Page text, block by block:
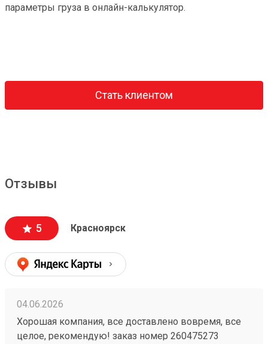
параметры груза в онлайн-калькулятор.
Стать клиентом
Отзывы
5 Красноярск
04.06.2026
Хорошая компания, все доставлено вовремя, все
целое, рекомендую! заказ номер 260475273